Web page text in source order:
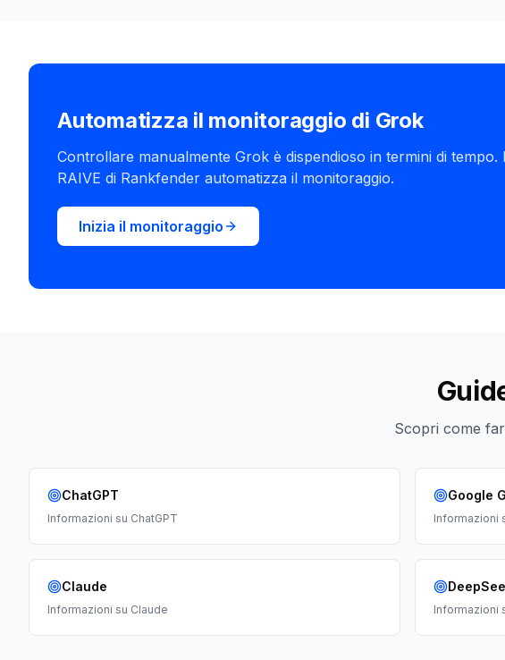
Automatizza il monitoraggio di Grok
Controllare manualmente Grok è dispendioso in termini di tempo.
RAIVE di Rankfender automatizza il monitoraggio.
Inizia il monitoraggio
Scopri come
ChatGPT
Informazioni su ChatGPT
Google
Informazioni
Claude
Informazioni su Claude Informazioni